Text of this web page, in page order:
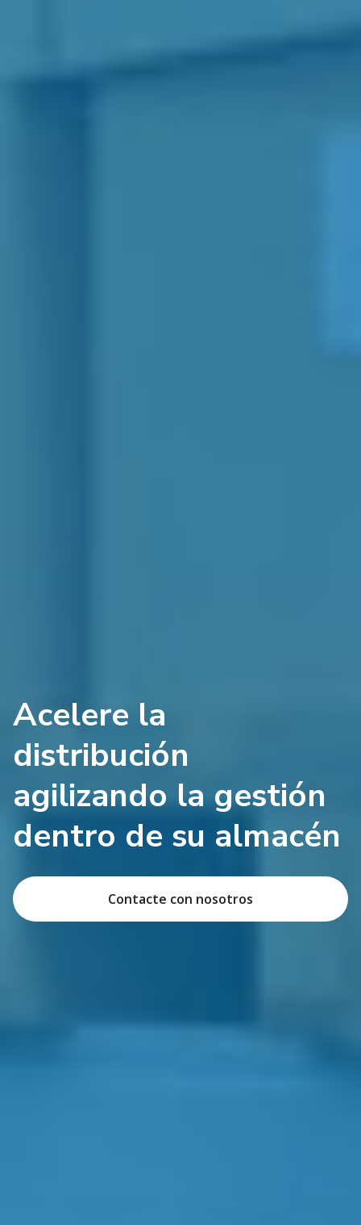
Acelere la
distribución
agilizando la gestión
dentro de su almacén
Contacte con nosotros